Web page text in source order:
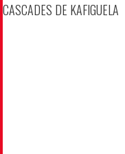
CASCADES DE KAFIGUELA